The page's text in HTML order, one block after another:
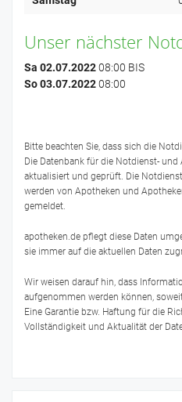
Unser nächster
Sa 02.07.202208:00 BIS
So 03.07.202208:00
Bitte beachten Sie, dass sich die
Die Datenbank für die Notdienst-
aktualisiert und geprüft. Die
werden von Apotheken und
gemeldet.
apotheken.de pflegt diese Daten
sie immer auf die aktuellen Daten
Wir weisen darauf hin, dass
aufgenommen werden können,
Eine Garantie bzw. Haftung für die
Vollständigkeit und Aktualität der